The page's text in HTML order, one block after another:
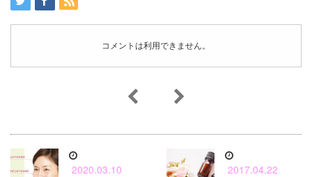
コメントは利用できません。
2020.03.10 2017.04.22